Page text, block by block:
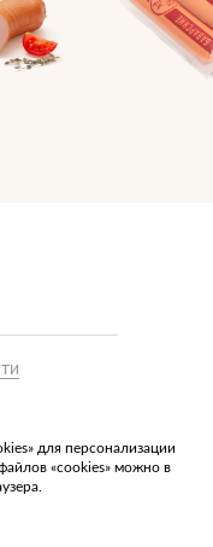
ИНН
для персонализации
«cookies» можно в